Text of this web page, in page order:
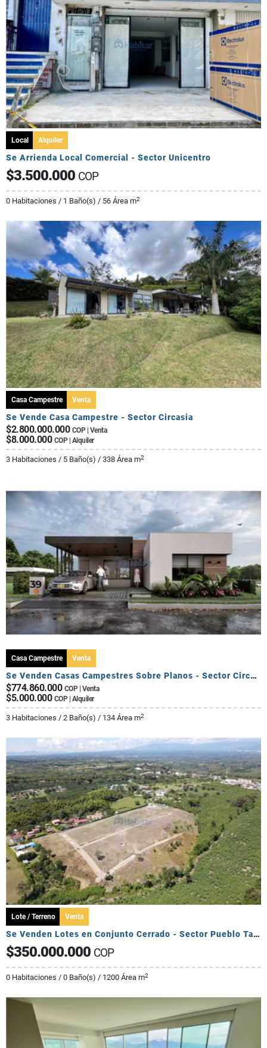
Local Alquiler
Se Arrienda Local Comercial - Sector Unicentro
$3.500.000 COP
0 Habitaciones / 1 Baño(s) / 56 Área m2
Casa Campestre Venta
Se Vende Casa Campestre - Sector Circasia
$2.800.000.000 COP | Venta
$8.000.000 COP | Alquiler
3 Habitaciones / 5 Baño(s) / 338 Área m2
Casa Campestre Venta
Se Venden Casas Campestres Sobre Planos - Sector Circasia
$774.860.000 COP | Venta
$5.000.000 COP | Alquiler
3 Habitaciones / 2 Baño(s) / 134 Área m2
Lote / Terreno Venta
Se Venden Lotes en Conjunto Cerrado - Sector Pueblo Tapado
$350.000.000 COP
0 Habitaciones / 0 Baño(s) / 1200 Área m2